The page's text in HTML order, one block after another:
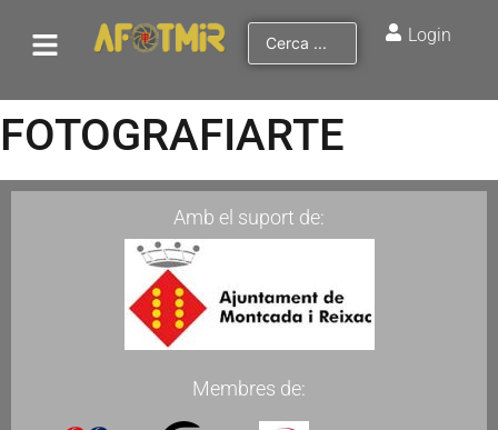
Login
FOTOGRAFIARTE
Amb el suport de:
Membres de: